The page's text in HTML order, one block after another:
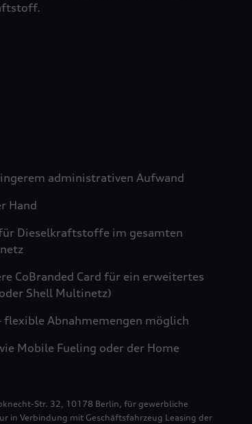
administrativen Aufwand
Hand
Dieselkraftstoffe im gesamten
CoBranded Card für ein erweitertes
Shell Multinetz)
Abnahmemengen möglich
Mobile Fueling oder der Home
Str. 32, 10178 Berlin, für gewerbliche
in Verbindung mit Geschäftsfahrzeug Leasing der